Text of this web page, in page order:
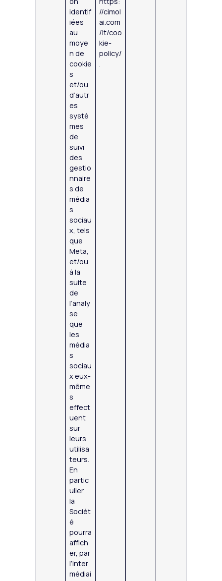
identif
iées
au
moye
n de
cookie
s
et/ou
d’autr
es
systè
mes
de
suivi
des
gestio
nnaire
s de
média
s
sociau
x, tels
que
Meta,
et/ou
à la
suite
de
l’analy
se
que
les
média
s
sociau
x eux-
même
s
effect
uent
sur
leurs
utilisa
teurs.
En
partic
ulier,
la
Sociét
é
pourra
affich
er, par
l’inter
médiai
//cimol
ai.com
/it/coo
kie-
policy/
.